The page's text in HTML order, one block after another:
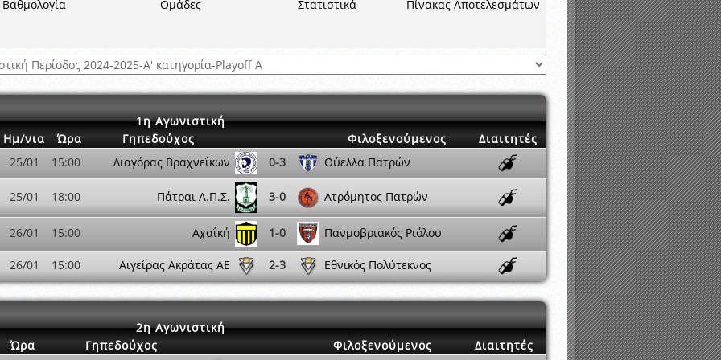
και Κυπέλλου 2015-2016
Βαθμολογία Ομάδες Στατιστικά Πίνακας Αποτελεσμάτων
1η Αγωνιστική
Ημ/νια Ώρα Γηπεδούχος Φιλοξενούμενος
Διαιτητές
25/01 15:00 Διαγόρας Βραχνεΐκων 0-3 Θύελλα Πατρών
25/01 18:00 Πάτραι Α.Π.Σ. 3-0 Ατρόμητος Πατρών
26/01 15:00 Αχαΐκή 1-0 Πανμοβριακός Ριόλου
26/01 15:00 Αιγείρας Ακράτας ΑΕ 2-3 Εθνικός Πολύτεκνος
2η Αγωνιστική
Ώρα Γηπεδούχος Φιλοξενούμενος
Διαιτητές